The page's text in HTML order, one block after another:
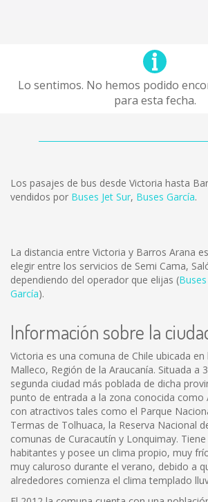
Lo sentimos. No hemos podido
para esta fecha.
Los pasajes de bus desde Victoria hasta
vendidos por Buses Jet Sur, Buses García.
La distancia entre Victoria y Barros Arana es
elegir entre los servicios de Semi Cama,
dependiendo del operador que elijas (
García).
Información sobre la
Victoria es una comuna de Chile ubicada en
Malleco, Región de la Araucanía. Situada a
segunda ciudad más poblada de dicha
punto de entrada a la zona conocida como
con atractivos tales como el Parque
Termas de Tolhuaca, la Reserva Nacional
comunas de Curacautín y Lonquimay.
habitantes y posee un clima propio, muy
muy caluroso durante el verano, debido a
alrededores comienza el clima templado